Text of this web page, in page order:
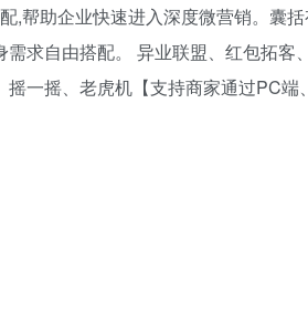
,帮助企业快速进入深度微营销。囊
求自由搭配。 异业联盟、红包拓客
一摇、老虎机【支持商家通过PC端